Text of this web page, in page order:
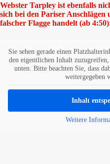
Webster Tarpley ist ebenfalls
sich bei den Pariser
falscher Flagge handelt (ab
Sie sehen gerade einen
den eigentlichen Inhalt
unten. Bitte beachten Sie, dass
weitergegeben
Inhalt
Weitere